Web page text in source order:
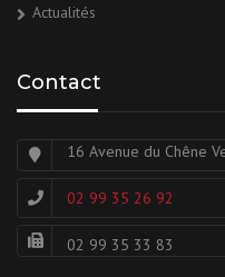
Actualités
Contact
16 Avenue du Chêne
02 99 35 26 92
02 99 35 33 83